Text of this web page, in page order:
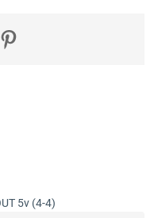
5v (4-4)